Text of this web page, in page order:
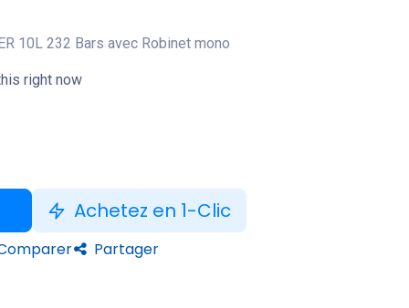
10L 232 Bars avec Robinet mono
right now
Achetez en 1-Clic
Partager